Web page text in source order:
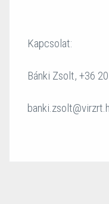
Kapcsolat:
Bánki Zsolt, +36